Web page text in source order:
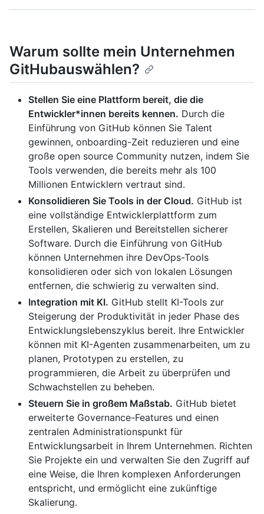
Warum sollte mein Unternehmen
GitHubauswählen?
Stellen Sie eine Plattform bereit, die die
Entwickler*innen bereits kennen. Durch die
Einführung von GitHub können Sie Talent
gewinnen, onboarding-Zeit reduzieren und eine
große open source Community nutzen, indem Sie
Tools verwenden, die bereits mehr als 100
Millionen Entwicklern vertraut sind.
Konsolidieren Sie Tools in der Cloud. GitHub ist
eine vollständige Entwicklerplattform zum
Erstellen, Skalieren und Bereitstellen sicherer
Software. Durch die Einführung von GitHub
können Unternehmen ihre DevOps-Tools
konsolidieren oder sich von lokalen Lösungen
entfernen, die schwierig zu verwalten sind.
Integration mit KI. GitHub stellt KI-Tools zur
Steigerung der Produktivität in jeder Phase des
Entwicklungslebenszyklus bereit. Ihre Entwickler
können mit KI-Agenten zusammenarbeiten, um zu
planen, Prototypen zu erstellen, zu
programmieren, die Arbeit zu überprüfen und
Schwachstellen zu beheben.
Steuern Sie in großem Maßstab. GitHub bietet
erweiterte Governance-Features und einen
zentralen Administrationspunkt für
Entwicklungsarbeit in Ihrem Unternehmen. Richten
Sie Projekte ein und verwalten Sie den Zugriff auf
eine Weise, die Ihren komplexen Anforderungen
entspricht, und ermöglicht eine zukünftige
Skalierung.